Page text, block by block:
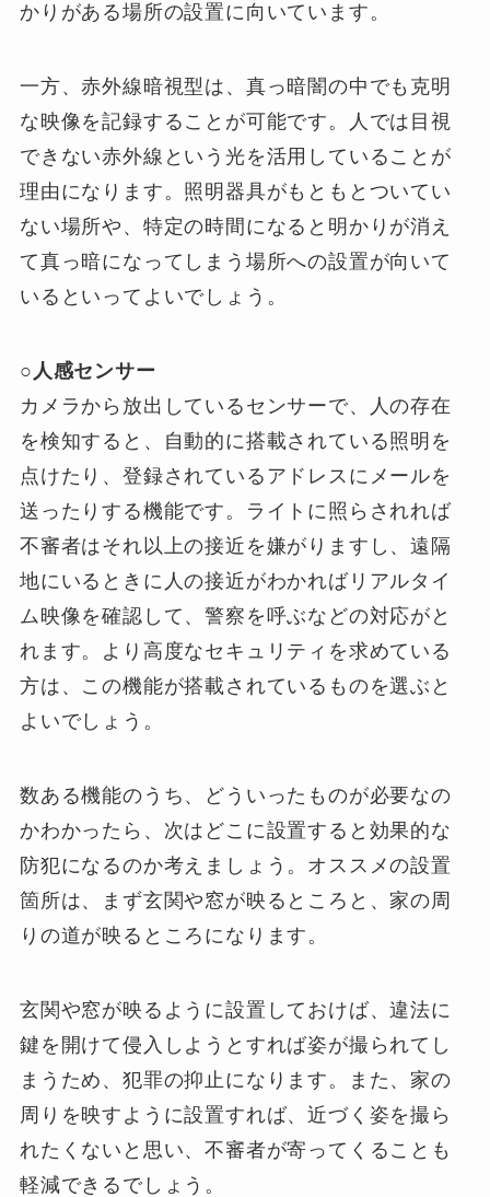
かりがある場所の設置に向いています。
一方、赤外線暗視型は、真っ暗闇の中でも克明
な映像を記録することが可能です。人では目視
できない赤外線という光を活用していることが
理由になります。照明器具がもともとついてい
ない場所や、特定の時間になると明かりが消え
て真っ暗になってしまう場所への設置が向いて
いるといってよいでしょう。
○人感センサー
カメラから放出しているセンサーで、人の存在
を検知すると、自動的に搭載されている照明を
点けたり、登録されているアドレスにメールを
送ったりする機能です。ライトに照らされれば
不審者はそれ以上の接近を嫌がりますし、遠隔
地にいるときに人の接近がわかればリアルタイ
ム映像を確認して、警察を呼ぶなどの対応がと
れます。より高度なセキュリティを求めている
方は、この機能が搭載されているものを選ぶと
よいでしょう。
数ある機能のうち、どういったものが必要なの
かわかったら、次はどこに設置すると効果的な
防犯になるのか考えましょう。オススメの設置
箇所は、まず玄関や窓が映るところと、家の周
りの道が映るところになります。
玄関や窓が映るように設置しておけば、違法に
鍵を開けて侵入しようとすれば姿が撮られてし
まうため、犯罪の抑止になります。また、家の
周りを映すように設置すれば、近づく姿を撮ら
れたくないと思い、不審者が寄ってくることも
軽減できるでしょう。